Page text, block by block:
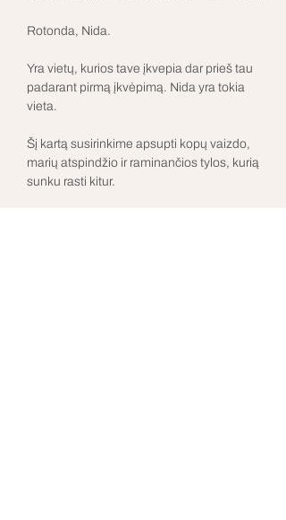
Rotonda, Nida.
Yra vietų, kurios tave įkvepia dar prieš tau
padarant pirmą įkvėpimą. Nida yra tokia
vieta.
Šį kartą susirinkime apsupti kopų vaizdo,
marių atspindžio ir raminančios tylos, kurią
sunku rasti kitur.